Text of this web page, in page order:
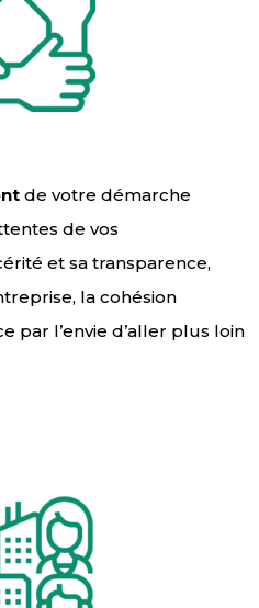
de votre démarche
de vos
et sa transparence,
la cohésion
par l’envie d’aller plus loin